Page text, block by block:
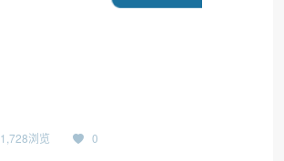
1,728浏览 0